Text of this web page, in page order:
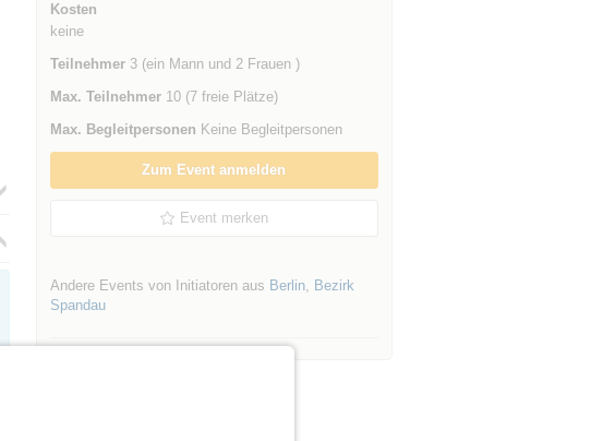
Kosten
keine
Teilnehmer3 (ein Mann und 2 Frauen )
Max. Teilnehmer10 (7 freie Plätze)
Max. Begleitpersonen Keine Begleitpersonen
Zum Event anmelden
Event merken
Andere Events von Initiatoren aus Berlin, Bezirk
Spandau